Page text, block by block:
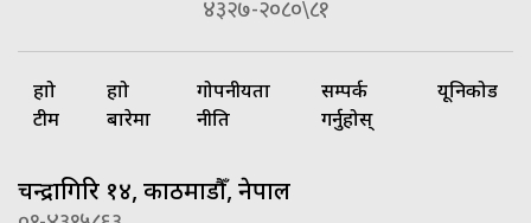
४३२७-२०८०\८१
हाम्रो
टीम
हाम्रो
बारेमा
गोपनीयता
नीति
सम्पर्क
गर्नुहोस्
यूनिकोड
चन्द्रागिरि १४, काठमाडौँ, नेपाल